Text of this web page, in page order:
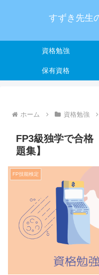
すずき先生
資格勉強
保有資格
ホーム 資格勉強
FP3級独学で合格
題集】
FP技能検定